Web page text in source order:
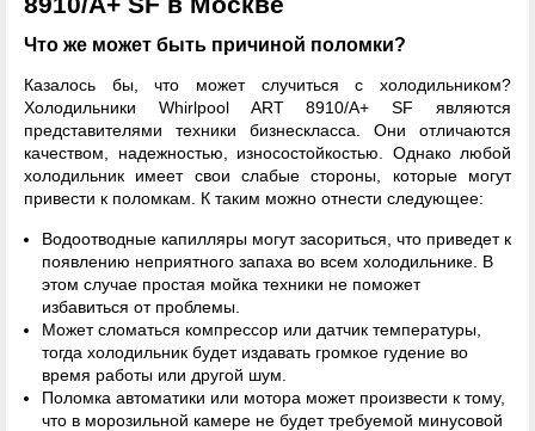
Что же может быть причиной поломки?
Казалось бы, что может случиться с холодильником?
Холодильники Whirlpool ART 8910/A+ SF являются
представителями техники бизнескласса. Они отличаются
качеством, надежностью, износостойкостью. Однако любой
холодильник имеет свои слабые стороны, которые могут
привести к поломкам. К таким можно отнести следующее:
Водоотводные капилляры могут засориться, что приведет к
появлению неприятного запаха во всем холодильнике. В
этом случае простая мойка техники не поможет
избавиться от проблемы.
Может сломаться компрессор или датчик температуры,
тогда холодильник будет издавать громкое гудение во
время работы или другой шум.
Поломка автоматики или мотора может произвести к тому,
что в морозильной камере не будет требуемой минусовой